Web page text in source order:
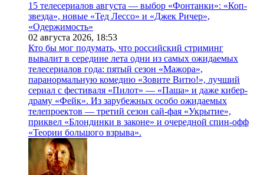
15 телесериалов августа — выбор «Фонтанки»: «Коп-
звезда», новые «Тед Лессо» и «Джек Ричер»,
«Одержимость»
02 августа 2026, 18:53
Кто бы мог подумать, что российский стриминг
вывалит в середине лета одни из самых ожидаемых
телесериалов года: пятый сезон «Мажора»,
паранормальную комедию «Зовите Витю!», лучший
сериал с фестиваля «Пилот» — «Паша» и даже кибер-
драму «Фейк». Из зарубежных особо ожидаемых
телепроектов — третий сезон сай-фая «Укрытие»,
приквел «Блондинки в законе» и очередной спин-офф
«Теории большого взрыва».